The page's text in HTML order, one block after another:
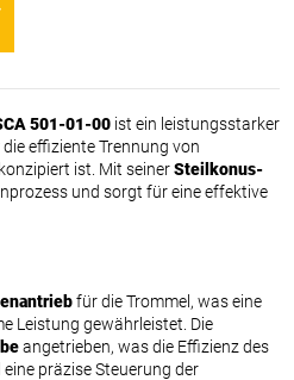
501-01-00 ist ein leistungsstarker
die effiziente Trennung von
ist. Mit seinerSteilkonus-
und sorgt für eine effektive
für die Trommel, was eine
Leistung gewährleistet. Die
angetrieben, was die Effizienz des
präzise Steuerung der